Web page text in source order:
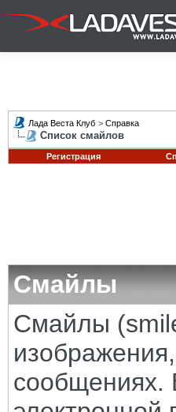
Лада Веста Клуб > Справка
Список смайлов
Регистрация
Смайлы
Смайлы
сообщениях.